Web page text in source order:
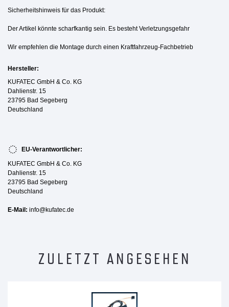
Sicherheitshinweis für das Produkt:
Der Artikel könnte scharfkantig sein. Es besteht Verletzungsgefahr
Wir empfehlen die Montage durch einen Kraftfahrzeug-Fachbetrieb
Hersteller:
KUFATEC GmbH & Co. KG
Dahlienstr. 15
23795 Bad Segeberg
Deutschland
EU-Verantwortlicher:
KUFATEC GmbH & Co. KG
Dahlienstr. 15
23795 Bad Segeberg
Deutschland
E-Mail: info@kufatec.de
ZULETZT ANGESEHEN